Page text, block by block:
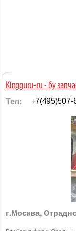
Kingguru-ru - бу
Тел: +7(495)507-
г.Москва,